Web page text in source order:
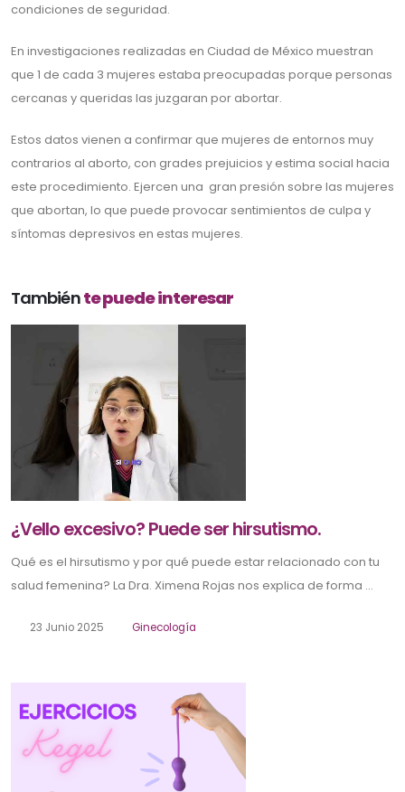
condiciones de seguridad.
En investigaciones realizadas en Ciudad de México muestran
que 1 de cada 3 mujeres estaba preocupadas porque personas
cercanas y queridas las juzgaran por abortar.
Estos datos vienen a confirmar que mujeres de entornos muy
contrarios al aborto, con grades prejuicios y estima social hacia
este procedimiento. Ejercen una gran presión sobre las mujeres
que abortan, lo que puede provocar sentimientos de culpa y
síntomas depresivos en estas mujeres.
Tambiénte puede interesar
¿Vello excesivo? Puede ser hirsutismo.
Qué es el hirsutismo y por qué puede estar relacionado con tu
salud femenina? La Dra. Ximena Rojas nos explica de forma ...
23 Junio 2025 Ginecología